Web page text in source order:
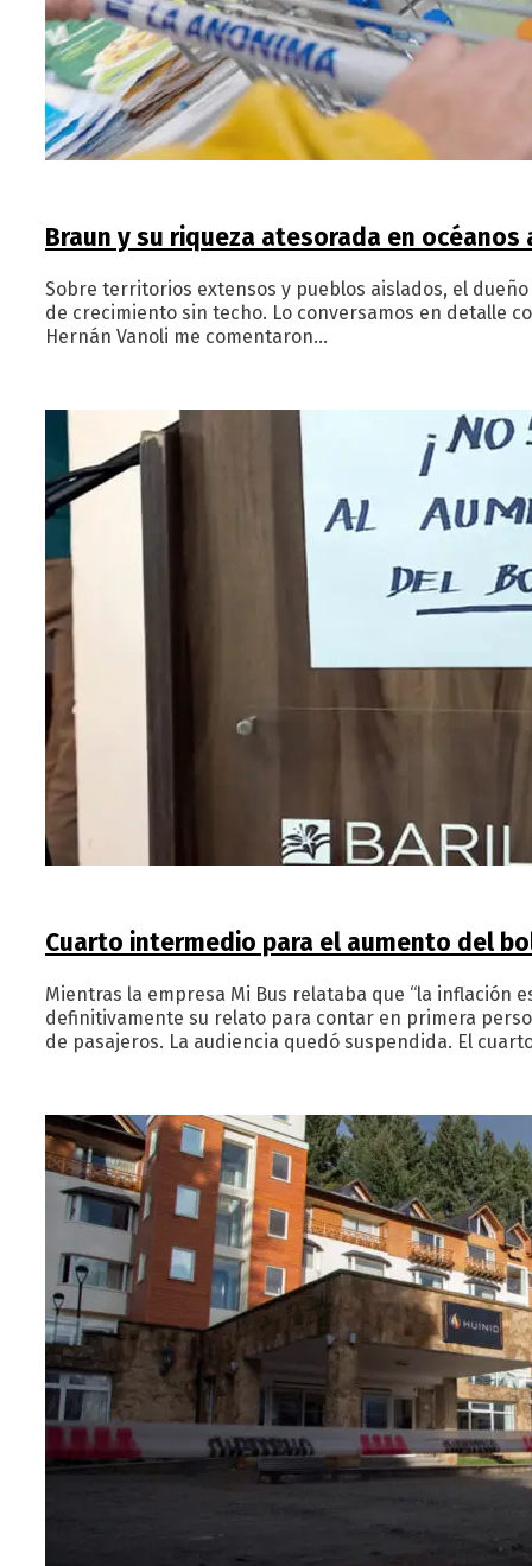
Braun y su riqueza atesorada en océanos
Sobre territorios extensos y pueblos aislados, el
de crecimiento sin techo. Lo conversamos en detalle
Hernán Vanoli me comentaron…
Cuarto intermedio para el aumento del
Mientras la empresa Mi Bus relataba que “la inflación
definitivamente su relato para contar en primera
de pasajeros. La audiencia quedó suspendida. El